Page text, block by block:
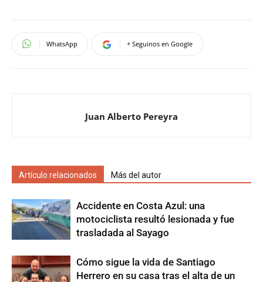
WhatsApp + Seguinos en Google
Juan Alberto Pereyra
Artículo relacionados Más del autor
Accidente en Costa Azul: una
motociclista resultó lesionada y fue
trasladada al Sayago
Cómo sigue la vida de Santiago
Herrero en su casa tras el alta de un